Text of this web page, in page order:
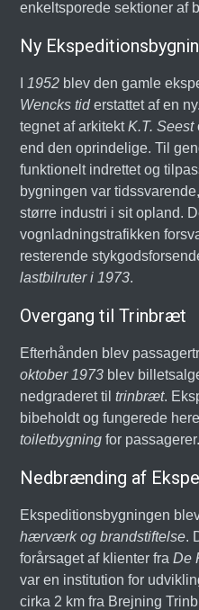
enkeltsporede sektioner af
Ny
1952 blev den gamle
Wencks tiderstattet af en
tegnet af arkitektK.T. Seest
end den oprindelige. Til
funktionelt indrettet og
bygningen var
større industri i sit opland.
vognladningstrafikken
resterende
lastbilruter i 1973.
Overgang til Trinbræt
Efterhånden blev
oktober 1973 blev
nedgraderet tiltrinbræt.
bibeholdt og fungerede
toiletbygning for passagerer.
Nedbrænding af
Ekspeditionsbygningen
hærværk og brandstiftelse.
forårsaget af klienter fraDe
var en institution for
cirka 2 km fra Brejning